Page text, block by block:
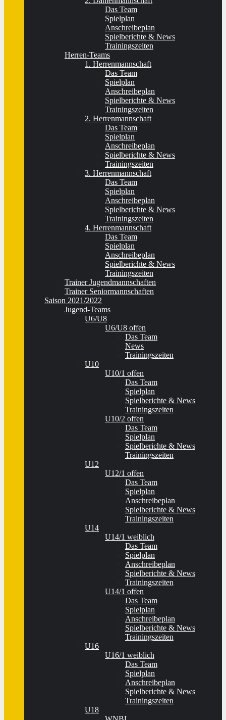
Das Team
Spielplan
Anschreibeplan
Spielberichte & News
Trainingszeiten
Herren-Teams
1. Herrenmannschaft
Das Team
Spielplan
Anschreibeplan
Spielberichte & News
Trainingszeiten
2. Herrenmannschaft
Das Team
Spielplan
Anschreibeplan
Spielberichte & News
Trainingszeiten
3. Herrenmannschaft
Das Team
Spielplan
Anschreibeplan
Spielberichte & News
Trainingszeiten
4. Herrenmannschaft
Das Team
Spielplan
Anschreibeplan
Spielberichte & News
Trainingszeiten
Trainer Jugendmannschaften
Trainer Seniormannschaften
Saison 2021/2022
Jugend-Teams
U6/U8
U6/U8 offen
Das Team
News
Trainingszeiten
U10
U10/1 offen
Das Team
Spielplan
Spielberichte & News
Trainingszeiten
U10/2 offen
Das Team
Spielplan
Spielberichte & News
Trainingszeiten
U12
U12/1 offen
Das Team
Spielplan
Anschreibeplan
Spielberichte & News
Trainingszeiten
U14
U14/1 weiblich
Das Team
Spielplan
Anschreibeplan
Spielberichte & News
Trainingszeiten
U14/1 offen
Das Team
Spielplan
Anschreibeplan
Spielberichte & News
Trainingszeiten
U16
U16/1 weiblich
Das Team
Spielplan
Anschreibeplan
Spielberichte & News
Trainingszeiten
U18